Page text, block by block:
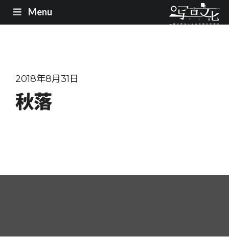
Menu
2018年8月31日
秋落